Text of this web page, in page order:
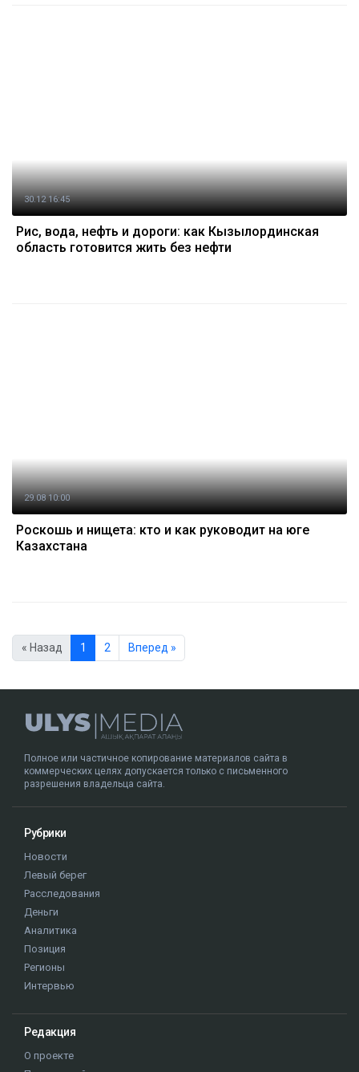
30.12 16:45
Рис, вода, нефть и дороги: как Кызылординская
область готовится жить без нефти
29.08 10:00
Роскошь и нищета: кто и как руководит на юге
Казахстана
« Назад 1 2 Вперед »
Полное или частичное копирование материалов сайта в
коммерческих целях допускается только с письменного
разрешения владельца сайта.
Рубрики
Новости
Левый берег
Расследования
Деньги
Аналитика
Позиция
Регионы
Интервью
Редакция
О проекте